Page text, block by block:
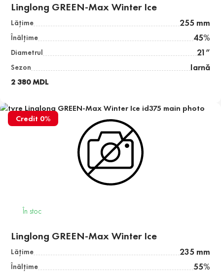
Linglong GREEN-Max Winter Ice
Lăţime 255 mm
Înălţime 45%
Diametrul 21”
Sezon Iarnă
2 380 MDL
Credit 0%
În stoc
Linglong GREEN-Max Winter Ice
Lăţime 235 mm
Înălţime 55%